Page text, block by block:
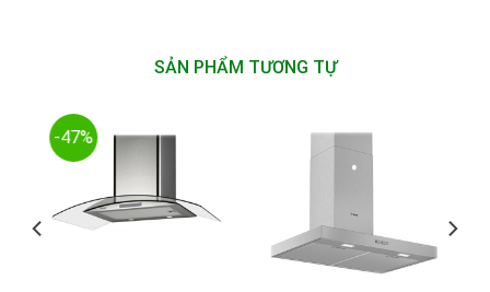
SẢN PHẨM TƯƠNG TỰ
-47%